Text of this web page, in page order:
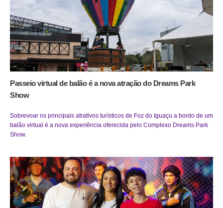
Passeio virtual de balão é a nova atração do Dreams Park
Show
Sobrevoar os principais atrativos turísticos de Foz do Iguaçu a bordo de um
balão virtual é a nova experiência oferecida pelo Complexo Dreams Park
Show.